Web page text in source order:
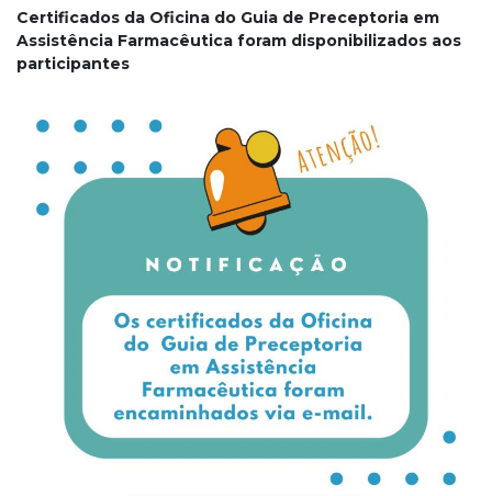
Certificados da Oficina do Guia de Preceptoria em
Assistência Farmacêutica foram disponibilizados aos
participantes